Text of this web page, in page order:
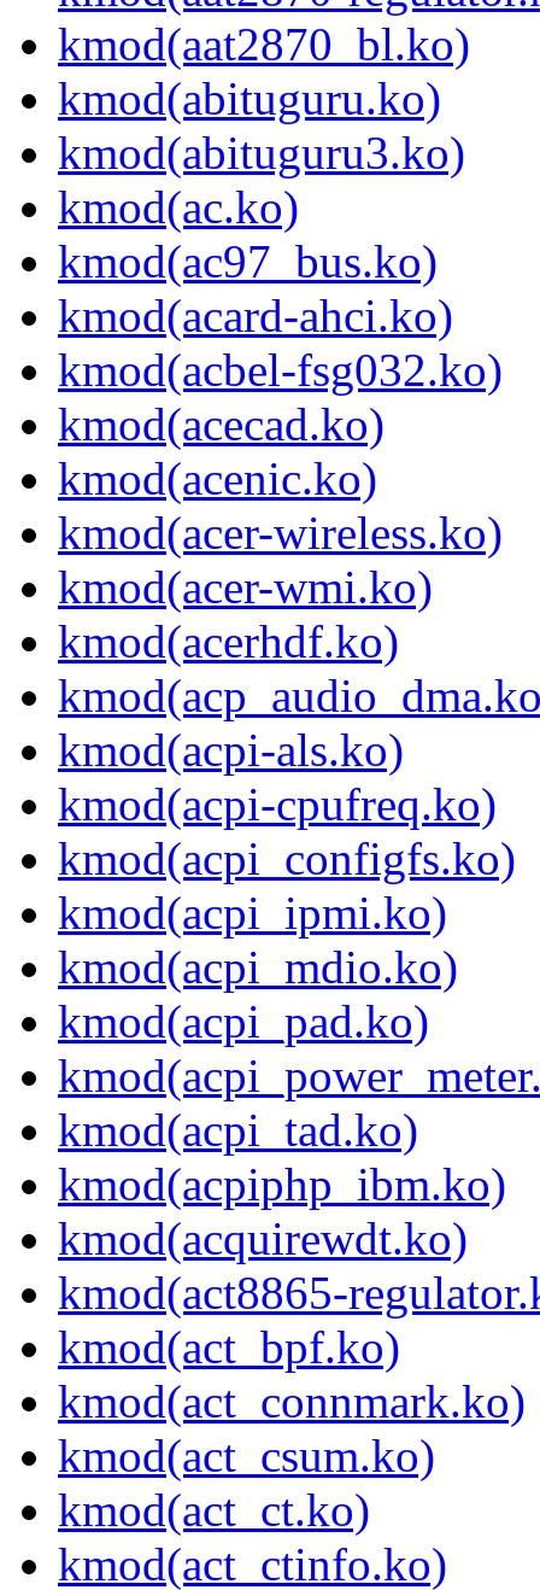
kmod(aat2870_bl.ko)
kmod(abituguru.ko)
kmod(abituguru3.ko)
kmod(ac.ko)
kmod(ac97_bus.ko)
kmod(acard-ahci.ko)
kmod(acbel-fsg032.ko)
kmod(acecad.ko)
kmod(acenic.ko)
kmod(acer-wireless.ko)
kmod(acer-wmi.ko)
kmod(acerhdf.ko)
kmod(acpi-als.ko)
kmod(acpi-cpufreq.ko)
kmod(acpi_configfs.ko)
kmod(acpi_ipmi.ko)
kmod(acpi_mdio.ko)
kmod(acpi_pad.ko)
kmod(acpi_tad.ko)
kmod(acpiphp_ibm.ko)
kmod(acquirewdt.ko)
kmod(act8865-
kmod(act_bpf.ko)
kmod(act_connmark.ko)
kmod(act_csum.ko)
kmod(act_ct.ko)
kmod(act_ctinfo.ko)